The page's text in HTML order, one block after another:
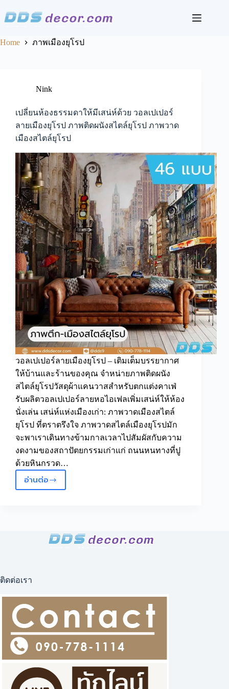
content
Home ภาพเมืองยุโรป
Nink
เปลี่ยนห้องธรรมดาให้มีเสน่ห์ด้วย วอลเปเปอร์
ลายเมืองยุโรป ภาพติดผนังสไตล์ยุโรป ภาพวาด
เมืองสไตล์ยุโรป
วอลเปเปอร์ลายเมืองยุโรป – เติมเต็มบรรยากาศ
ให้บ้านและร้านของคุณ จำหน่ายภาพติดผนัง
สไตล์ยุโรปวัสดุผ้าแคนวาสสำหรับตกแต่งคาเฟ่
รับผลิตวอลเปเปอร์ลายหอไอเฟลเพิ่มเสน่ห์ให้ห้อง
นั่งเล่น เสน่ห์แห่งเมืองเก่า: ภาพวาดเมืองสไตล์
ยุโรป ที่ตราตรึงใจ ภาพวาดสไตล์เมืองยุโรปมัก
จะพาเราเดินทางข้ามกาลเวลาไปสัมผัสกับความ
งดงามของสถาปัตยกรรมเก่าแก่ ถนนหนทางที่ปู
ด้วยหินกรวด…
อ่านต่อเปลี่ยน
เสน่ห์
ยุโรป
ภาพ
ติด
ผนัง
สไตล์
ยุโรป
ภาพ
วาด
ติดต่อเรา